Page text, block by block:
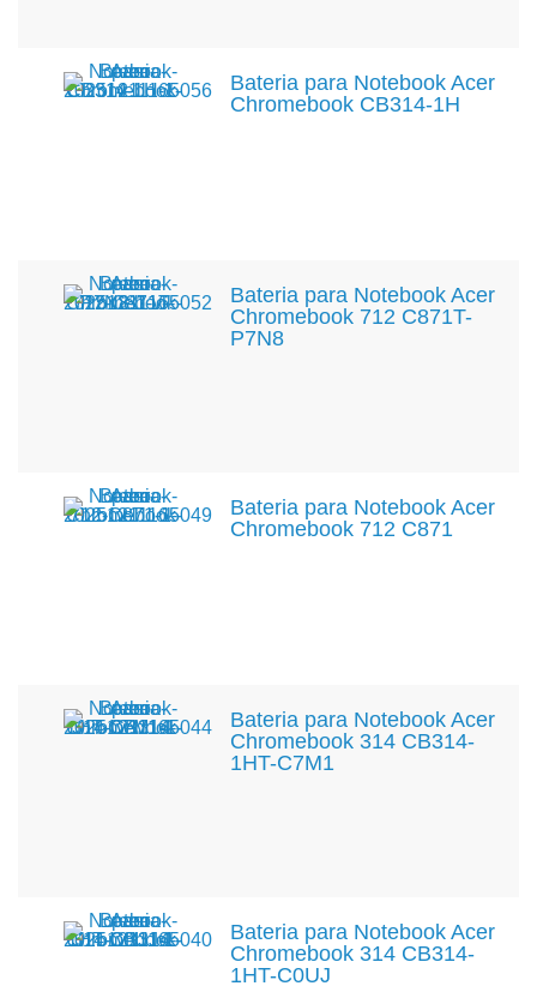
Bateria para Notebook Acer
Chromebook CB314-1H
Bateria para Notebook Acer
Chromebook 712 C871T-
P7N8
Bateria para Notebook Acer
Chromebook 712 C871
Bateria para Notebook Acer
Chromebook 314 CB314-
1HT-C7M1
Bateria para Notebook Acer
Chromebook 314 CB314-
1HT-C0UJ